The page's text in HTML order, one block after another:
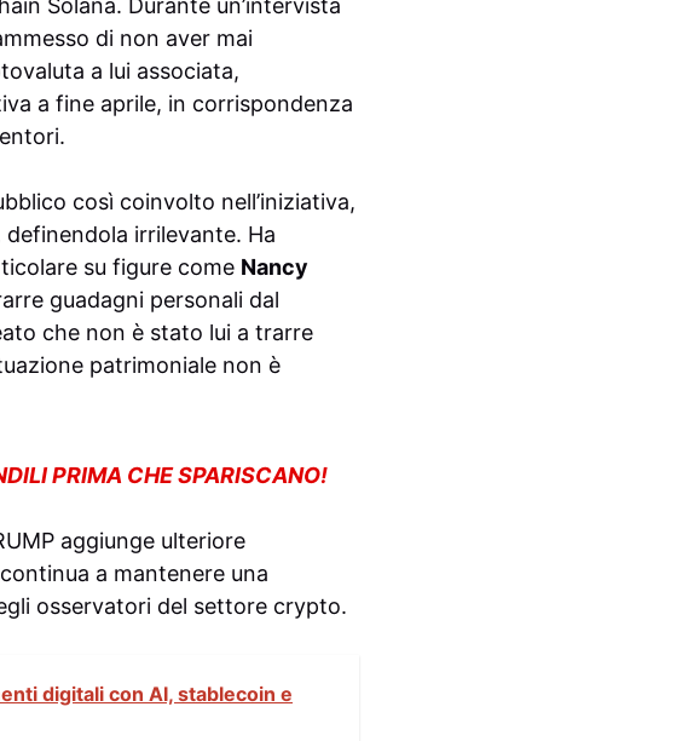
Solana. Durante un’intervista
di non aver mai
a lui associata,
a fine aprile, in corrispondenza
così coinvolto nell’iniziativa,
irrilevante. Ha
su figure come Nancy
guadagni personali dal
che non è stato lui a trarre
patrimoniale non è
PRIMA CHE SPARISCANO!
aggiunge ulteriore
a mantenere una
osservatori del settore crypto.
digitali con AI, stablecoin e